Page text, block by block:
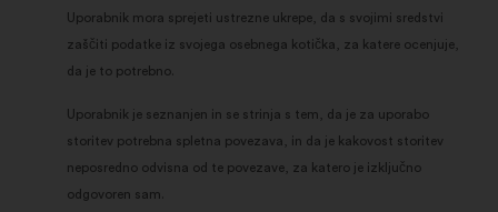
Uporabnik mora sprejeti ustrezne ukrepe, da s svojimi sredstvi
zaščiti podatke iz svojega osebnega kotička, za katere ocenjuje,
da je to potrebno.
Uporabnik je seznanjen in se strinja s tem, da je za uporabo
storitev potrebna spletna povezava, in da je kakovost storitev
neposredno odvisna od te povezave, za katero je izključno
odgovoren sam.